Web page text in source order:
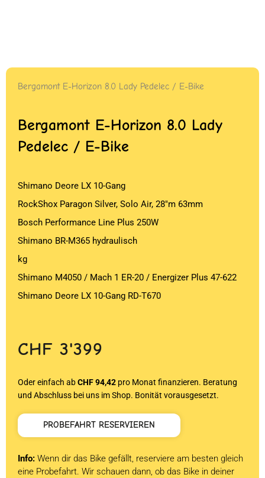
Bergamont E-Horizon 8.0 Lady Pedelec / E-Bike
Bergamont E-Horizon 8.0 Lady
Pedelec / E-Bike
Shimano Deore LX 10-Gang
RockShox Paragon Silver, Solo Air, 28″m 63mm
Bosch Performance Line Plus 250W
Shimano BR-M365 hydraulisch
kg
Shimano M4050 / Mach 1 ER-20 / Energizer Plus 47-622
Shimano Deore LX 10-Gang RD-T670
CHF 3'399
Oder einfach abCHF 94,42 pro Monat finanzieren. Beratung
und Abschluss bei uns im Shop. Bonität vorausgesetzt.
PROBEFAHRT RESERVIEREN
Info: Wenn dir das Bike gefällt, reserviere am besten gleich
eine Probefahrt. Wir schauen dann, ob das Bike in deiner